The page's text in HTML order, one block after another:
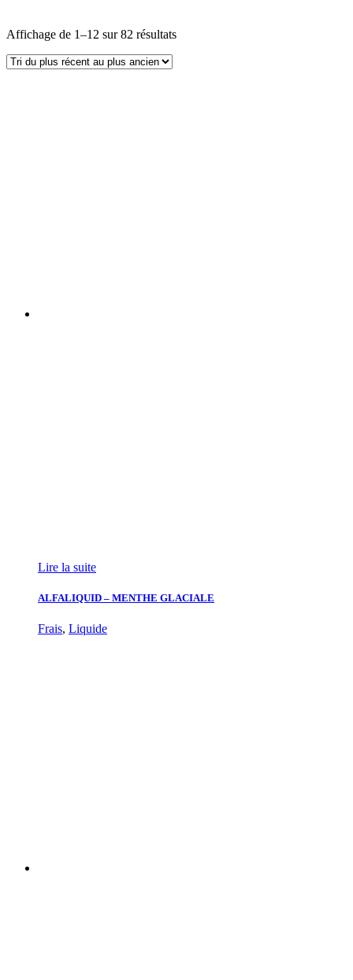
Affichage de 1–12 sur 82 résultats
Lire la suite
ALFALIQUID – MENTHE GLACIALE
Frais, Liquide